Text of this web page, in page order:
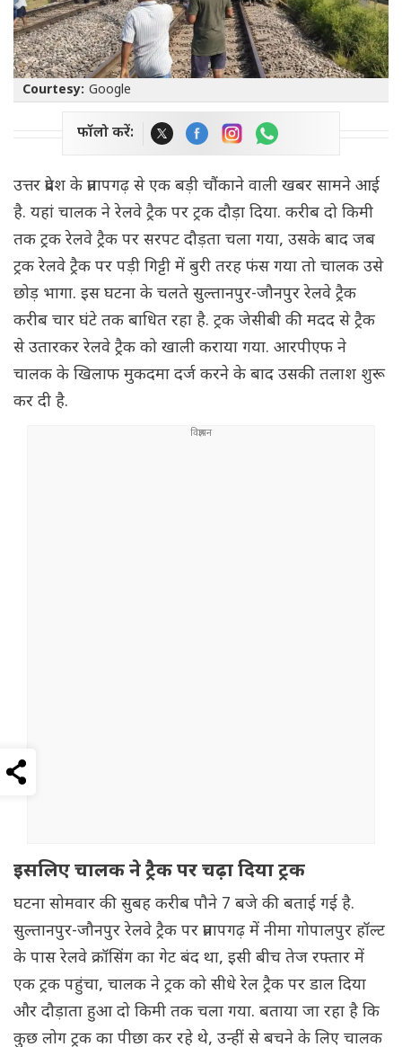
Courtesy: Google
फॉलो करें:
उत्तर प्रदेश के प्रतापगढ़ से एक बड़ी चौंकाने वाली खबर सामने आई
है. यहां चालक ने रेलवे ट्रैक पर ट्रक दौड़ा दिया. करीब दो किमी
तक ट्रक रेलवे ट्रैक पर सरपट दौड़ता चला गया, उसके बाद जब
ट्रक रेलवे ट्रैक पर पड़ी गिट्टी में बुरी तरह फंस गया तो चालक उसे
छोड़ भागा. इस घटना के चलते सुल्तानपुर-जौनपुर रेलवे ट्रैक
करीब चार घंटे तक बाधित रहा है. ट्रक जेसीबी की मदद से ट्रैक
से उतारकर रेलवे ट्रैक को खाली कराया गया. आरपीएफ ने
चालक के खिलाफ मुकदमा दर्ज करने के बाद उसकी तलाश शुरू
कर दी है.
इसलिए चालक ने ट्रैक पर चढ़ा दिया ट्रक
घटना सोमवार की सुबह करीब पौने 7 बजे की बताई गई है.
सुल्तानपुर-जौनपुर रेलवे ट्रैक पर प्रतापगढ़ में नीमा गोपालपुर हॉल्ट
के पास रेलवे क्रॉसिंग का गेट बंद था, इसी बीच तेज रफ्तार में
एक ट्रक पहुंचा, चालक ने ट्रक को सीधे रेल ट्रैक पर डाल दिया
और दौड़ाता हुआ दो किमी तक चला गया. बताया जा रहा है कि
कुछ लोग ट्रक का पीछा कर रहे थे, उन्हीं से बचने के लिए चालक